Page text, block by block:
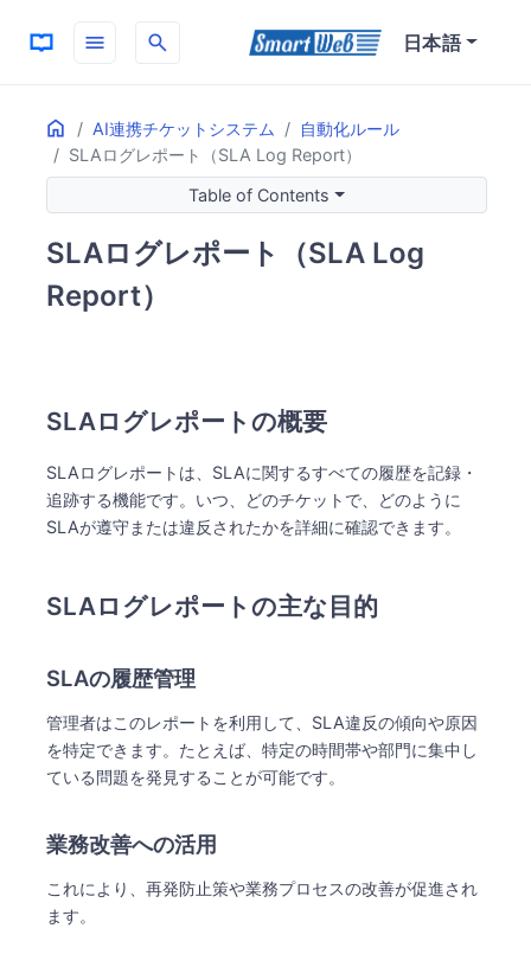
menu search 日本語
Home AI連携チケットシステム
自動化ルール
SLAログレポート（SLA Log Report）
ON THIS PAGE
SLAログレポートの概要
SLAログレポートの主な目的
業務改善への活用
主要な機能ポイント
詳細な履歴追跡
Table of Contents
SLAログレポート（SLA Log
Report）
SLAログレポートの概要
SLAログレポートは、SLAに関するすべての履歴を記録・
追跡する機能です。いつ、どのチケットで、どのように
SLAが遵守または違反されたかを詳細に確認できます。
SLAログレポートの主な目的
SLAの履歴管理
管理者はこのレポートを利用して、SLA違反の傾向や原因
を特定できます。たとえば、特定の時間帯や部門に集中し
ている問題を発見することが可能です。
業務改善への活用
これにより、再発防止策や業務プロセスの改善が促進され
ます。